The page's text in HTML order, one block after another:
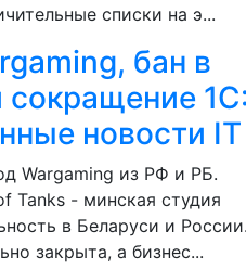
списки на э...
бан в
сокращение 1C:
новости IT
Wargaming из РФ и РБ.
Tanks - минская студия
в Беларуси и России.
закрыта, а бизнес...